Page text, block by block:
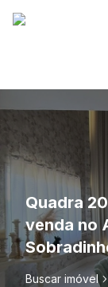
Quadra
venda no
Buscar imóvel